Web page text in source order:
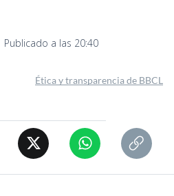
a las 20:40
Ética y transparencia de BBCL